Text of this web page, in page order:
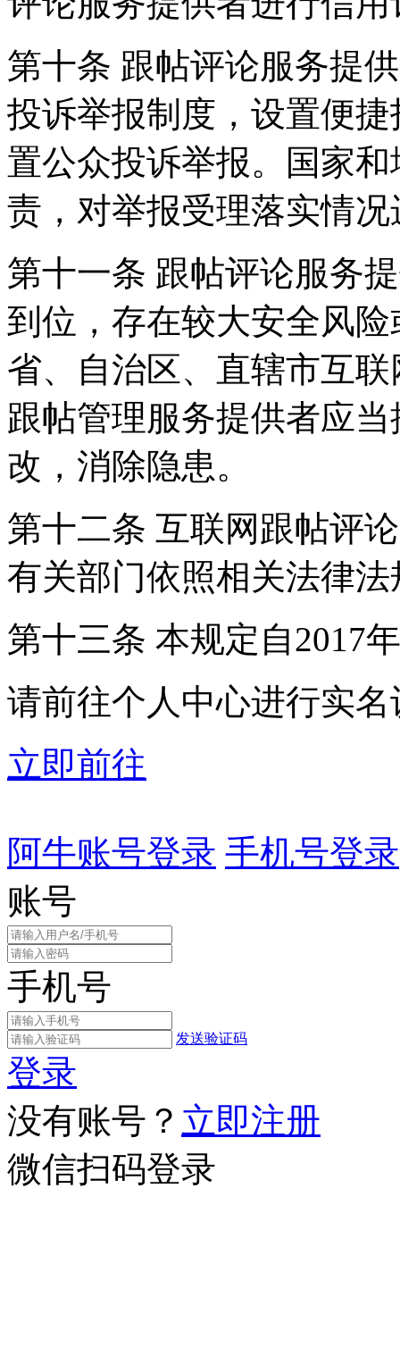
第十条 跟帖评论服务提
投诉举报制度，设置便
置公众投诉举报。国家
责，对举报受理落实情
第十一条 跟帖评论服务
到位，存在较大安全风
省、自治区、直辖市互
跟帖管理服务提供者应
改，消除隐患。
第十二条 互联网跟帖评
有关部门依照相关法律
第十三条 本规定自2017
请前往个人中心进行实名
立即前往
阿牛账号登录 手机号登录
账号
手机号
发送验证码
登录
没有账号？ 立即注册
微信扫码登录